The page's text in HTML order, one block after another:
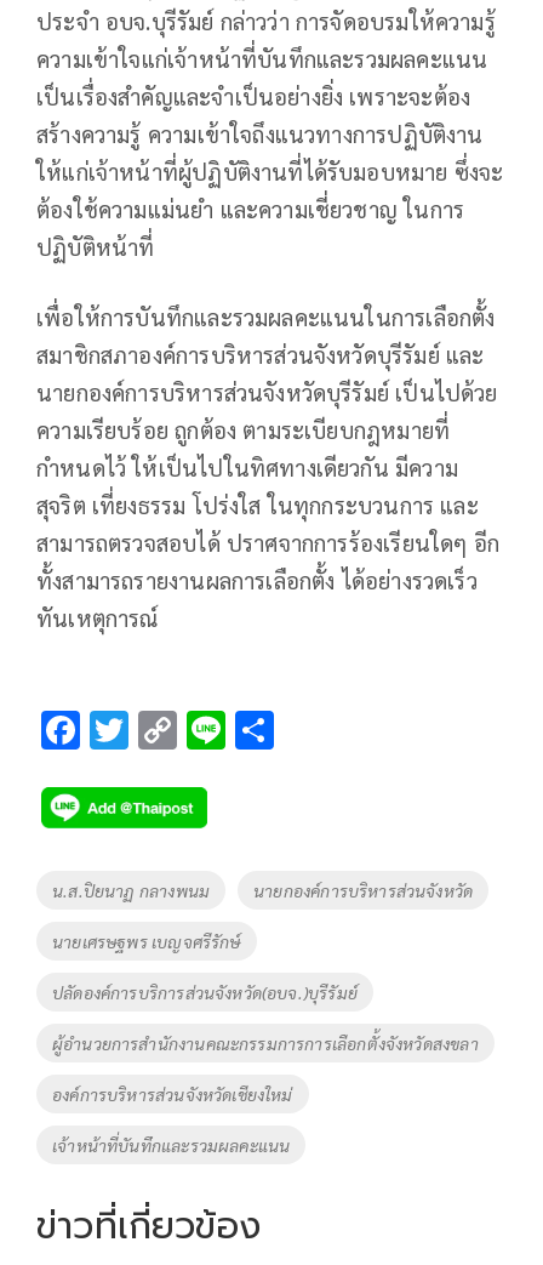
ประจำ อบจ.บุรีรัมย์ กล่าวว่า การจัดอบรมให้ความรู้
ความเข้าใจแก่เจ้าหน้าที่บันทึกและรวมผลคะแนน
เป็นเรื่องสำคัญและจำเป็นอย่างยิ่ง เพราะจะต้อง
สร้างความรู้ ความเข้าใจถึงแนวทางการปฏิบัติงาน
ให้แก่เจ้าหน้าที่ผู้ปฏิบัติงานที่ได้รับมอบหมาย ซึ่งจะ
ต้องใช้ความแม่นยำ และความเชี่ยวชาญ ในการ
ปฏิบัติหน้าที่
เพื่อให้การบันทึกและรวมผลคะแนนในการเลือกตั้ง
สมาชิกสภาองค์การบริหารส่วนจังหวัดบุรีรัมย์ และ
นายกองค์การบริหารส่วนจังหวัดบุรีรัมย์ เป็นไปด้วย
ความเรียบร้อย ถูกต้อง ตามระเบียบกฎหมายที่
กำหนดไว้ ให้เป็นไปในทิศทางเดียวกัน มีความ
สุจริต เที่ยงธรรม โปร่งใส ในทุกกระบวนการ และ
สามารถตรวจสอบได้ ปราศจากการร้องเรียนใดๆ อีก
ทั้งสามารถรายงานผลการเลือกตั้ง ได้อย่างรวดเร็ว
ทันเหตุการณ์
F
e
b
o
k
T
tt
er
C
p
y
Li
k
Li
Tags
น.ส.ปิยนาฏ กลางพนม นายกองค์การบริหารส่วนจังหวัด
นายเศรษฐพร เบญจศรีรักษ์
ปลัดองค์การบริการส่วนจังหวัด(อบจ.)บุรีรัมย์
ผู้อำนวยการสำนักงานคณะกรรมการการเลือกตั้งจังหวัดสงขลา
องค์การบริหารส่วนจังหวัดเชียงใหม่
เจ้าหน้าที่บันทึกและรวมผลคะแนน
ข่าวที่เกี่ยวข้อง